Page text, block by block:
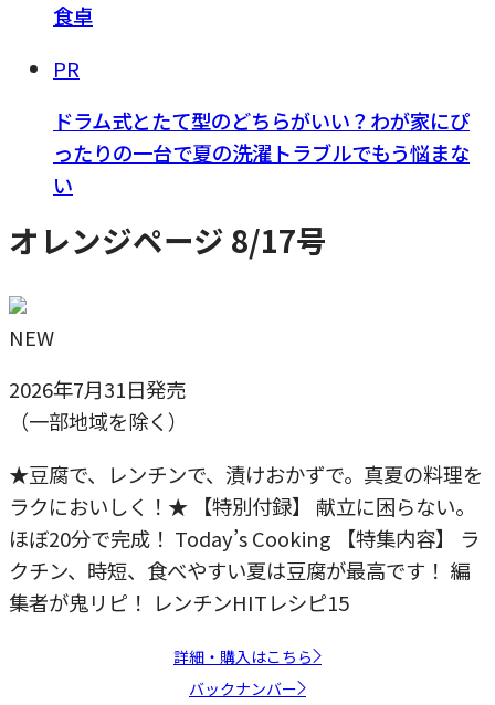
食卓
PR
ドラム式とたて型のどちらがいい？わが家にぴ
ったりの一台で夏の洗濯トラブルでもう悩まな
い
オレンジページ 8/17号
NEW
2026年7月31日発売
（一部地域を除く）
★豆腐で、レンチンで、漬けおかずで。真夏の料理を
ラクにおいしく！★ 【特別付録】 献立に困らない。
ほぼ20分で完成！ Today’s Cooking 【特集内容】 ラ
クチン、時短、食べやすい夏は豆腐が最高です！ 編
集者が鬼リピ！ レンチンHITレシピ15
詳細・購入はこちら
バックナンバー